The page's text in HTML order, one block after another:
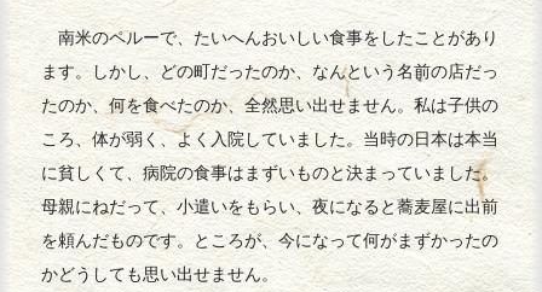
南米のペルーで、たいへんおいしい食事をしたことがあり
ます。しかし、どの町だったのか、なんという名前の店だっ
たのか、何を食べたのか、全然思い出せません。私は子供の
ころ、体が弱く、よく入院していました。当時の日本は本当
に貧しくて、病院の食事はまずいものと決まっていました。
母親にねだって、小遣いをもらい、夜になると蕎麦屋に出前
を頼んだものです。ところが、今になって何がまずかったの
かどうしても思い出せません。